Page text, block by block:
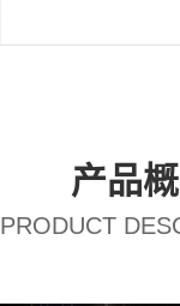
产品
PRODUCT